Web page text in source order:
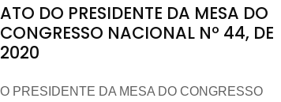
ATO DO PRESIDENTE DA MESA DO
CONGRESSO NACIONAL Nº 44, DE
2020
O PRESIDENTE DA MESA DO CONGRESSO